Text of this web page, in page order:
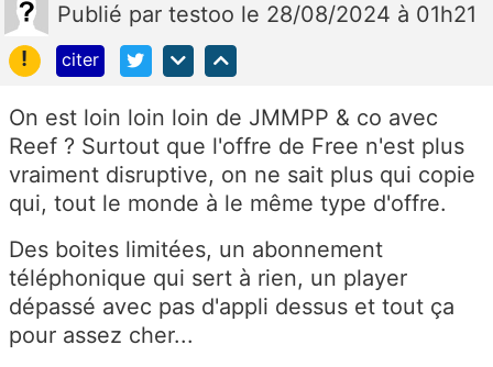
Publié par testoo le 28/08/2024 à 01h21
!
citer
On est loin loin loin de JMMPP & co avec
Reef ? Surtout que l'offre de Free n'est plus
vraiment disruptive, on ne sait plus qui copie
qui, tout le monde à le même type d'offre.
Des boites limitées, un abonnement
téléphonique qui sert à rien, un player
dépassé avec pas d'appli dessus et tout ça
pour assez cher...